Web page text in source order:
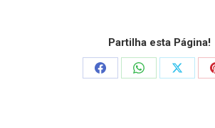
Partilha esta Página!